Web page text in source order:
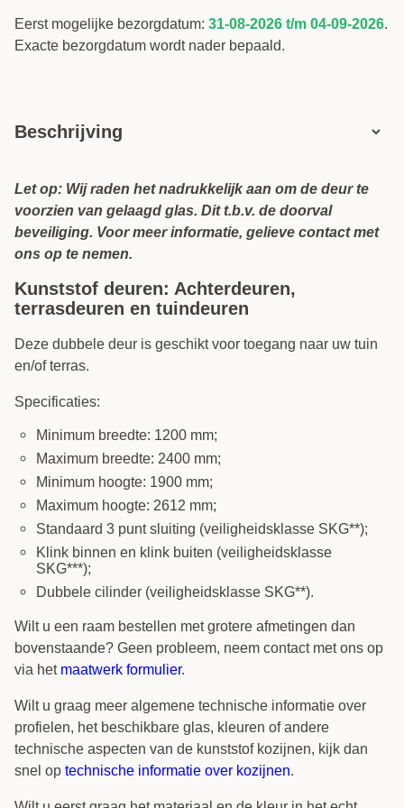
Beschrijving
Let op: Wij raden het nadrukkelijk aan om de deur te
voorzien van gelaagd glas. Dit t.b.v. de doorval
beveiliging. Voor meer informatie, gelieve contact met
ons op te nemen.
Kunststof deuren: Achterdeuren,
terrasdeuren en tuindeuren
Deze dubbele deur is geschikt voor toegang naar uw tuin
en/of terras.
Specificaties:
Minimum breedte: 1200 mm;
Maximum breedte: 2400 mm;
Minimum hoogte: 1900 mm;
Maximum hoogte: 2612 mm;
Standaard 3 punt sluiting (veiligheidsklasse SKG**);
Klink binnen en klink buiten (veiligheidsklasse
SKG***);
Dubbele cilinder (veiligheidsklasse SKG**).
Wilt u een raam bestellen met grotere afmetingen dan
bovenstaande? Geen probleem, neem contact met ons op
via het maatwerk formulier.
Wilt u graag meer algemene technische informatie over
profielen, het beschikbare glas, kleuren of andere
technische aspecten van de kunststof kozijnen, kijk dan
snel op technische informatie over kozijnen
Eerst mogelijke bezorgdatum: 31-08-2026 t/m 04-09-2026.
Exacte bezorgdatum wordt nader bepaald.